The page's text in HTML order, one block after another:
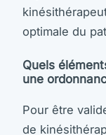
optimale du
Quels
une
Pour être
de